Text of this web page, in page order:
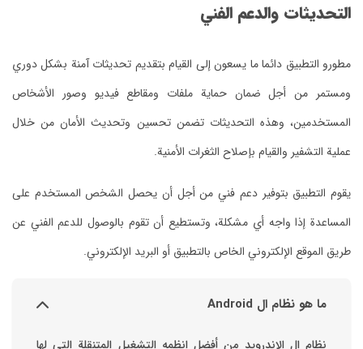
التحديثات والدعم الفني
مطورو التطبيق دائما ما يسعون إلى القيام بتقديم تحديثات آمنة بشكل دوري
ومستمر من أجل ضمان حماية ملفات ومقاطع فيديو وصور الأشخاص
المستخدمين، وهذه التحديثات تضمن تحسين وتحديث الأمان من خلال
عملية التشفير والقيام بإصلاح الثغرات الأمنية.
يقوم التطبيق بتوفير دعم فني من أجل أن يحصل الشخص المستخدم على
المساعدة إذا واجه أي مشكلة، وتستطيع أن تقوم بالوصول للدعم الفني عن
طريق الموقع الإلكتروني الخاص بالتطبيق أو البريد الإلكتروني.
ما هو نظام ال Android
نظام ال الاندرويد من أفضل انظمه التشغيل المتنقلة التي لها